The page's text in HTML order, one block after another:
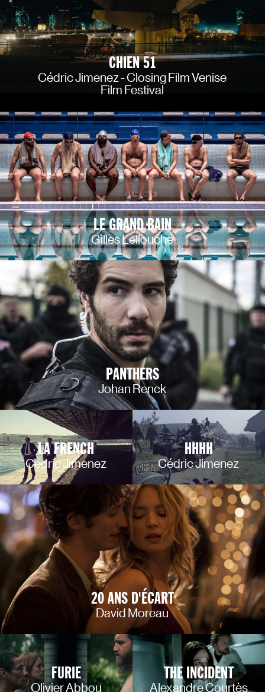
CHIEN 51
Cédric Jimenez - Closing Film Venise
Film Festival
LE GRAND BAIN
Gilles Lellouche
PANTHERS
Johan Renck
LA FRENCH
Cédric Jimenez
HHHH
Cédric Jimenez
20 ANS D'ÉCART
David Moreau
FURIE
Olivier Abbou
THE INCIDENT
Alexandre Courtès